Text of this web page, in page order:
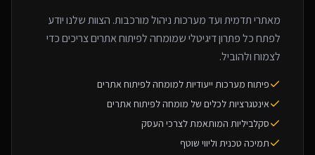
מאתרי תדמית ועד מערכות ניהול מורכבות. הצוות שלנו יודע
לפתח כל פתרון דיגיטלי שמומחה לפיתוח אתרים צריכים כדי
לצמוח ולהוביל.
פיתוח מערכות ייעודיות למומחה לפיתוח אתרים
אינטגרציות לכלים של מומחה לפיתוח אתרים
סקלביליות המותאמת לצרכי העסק
תמיכה טכנית וליווי שוטף